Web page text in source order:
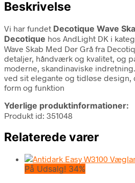
Beskrivelse
Vi har fundet Decotique Wave
Decotique hos AndLight DK i
Wave Skab Med Dør Grå fra
detaljer, håndværk og kvalitet, og
moderne, skandinaviske
ved sit elegante og tidløse design,
form og funktion
Yderlige produktinformationer:
Produkt id: 351048
Relaterede varer
På Udsalg! 34%